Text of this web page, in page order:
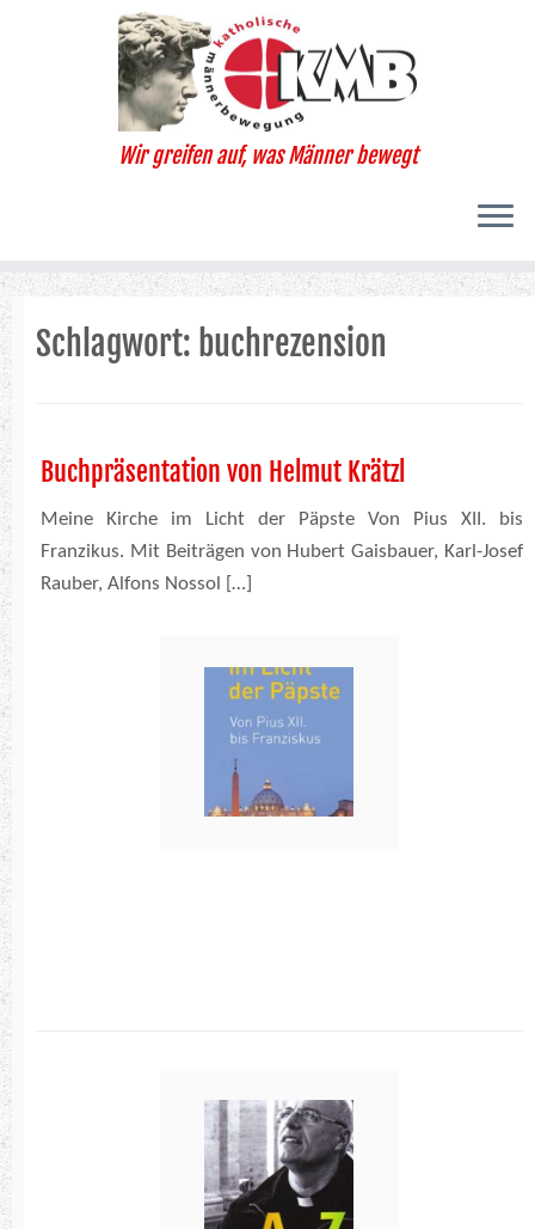
Wir greifen auf, was Männer bewegt
Schlagwort: buchrezension
Buchpräsentation von Helmut Krätzl
Meine Kirche im Licht der Päpste Von Pius XII. bis
Franzikus. Mit Beiträgen von Hubert Gaisbauer, Karl-Josef
Rauber, Alfons Nossol […]